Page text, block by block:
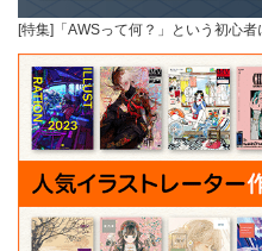
[特集]「AWSって何？」という初心